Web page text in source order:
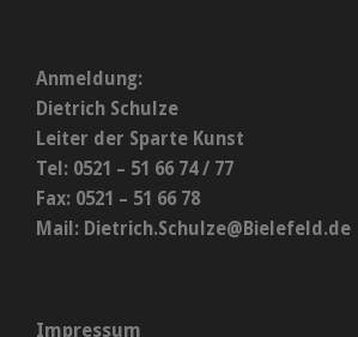
Anmeldung:
Dietrich Schulze
Leiter der Sparte Kunst
Tel: 0521 – 51 66 74 / 77
Fax: 0521 – 51 66 78
Mail: Dietrich.Schulze@Bielefeld.de
Impressum